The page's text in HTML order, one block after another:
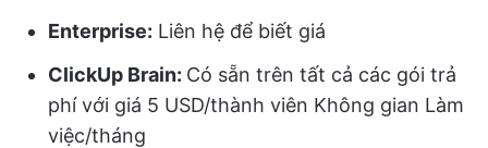
Enterprise: Liên hệ để biết giá
ClickUp Brain: Có sẵn trên tất cả các gói trả
phí với giá 5 USD/thành viên Không gian Làm
việc/tháng